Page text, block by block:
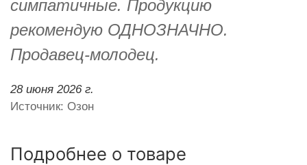
симпатичные. Продукцию
рекомендую ОДНОЗНАЧНО.
Продавец-молодец.
28 июня 2026 г.
Источник: Озон
Подробнее о товаре